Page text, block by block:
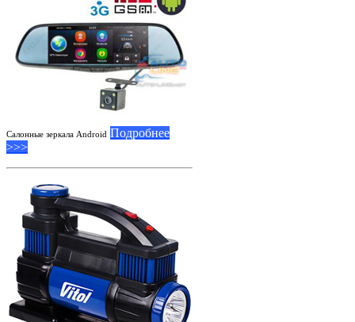
Салонные зеркала Android Подробнее
>>>